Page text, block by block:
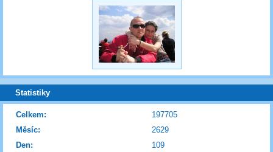
Statistiky
Celkem:
197705
Měsíc:
2629
Den:
109